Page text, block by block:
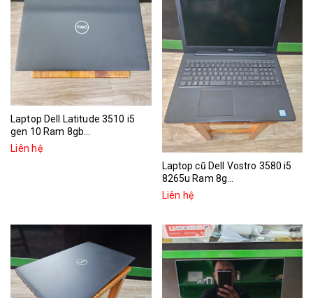
Laptop Dell Latitude 3510 i5
gen 10 Ram 8gb...
Liên hệ
Laptop cũ Dell Vostro 3580 i5
8265u Ram 8g...
Liên hệ